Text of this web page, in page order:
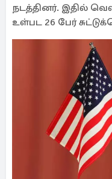
நடத்தினர். இதில்
உள்பட 26 பேர்